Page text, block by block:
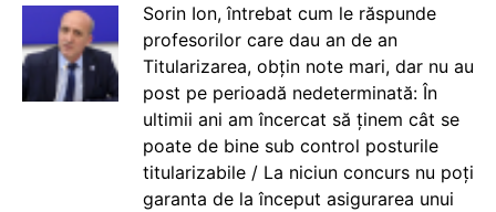
Sorin Ion, întrebat cum le răspunde
profesorilor care dau an de an
Titularizarea, obțin note mari, dar nu au
post pe perioadă nedeterminată: În
ultimii ani am încercat să ținem cât se
poate de bine sub control posturile
titularizabile / La niciun concurs nu poți
garanta de la început asigurarea unui